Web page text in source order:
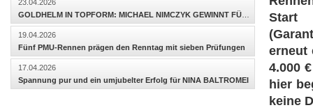
Start
erneut
4.000
hier
keine
23.04.2026
GOLDHELM IN TOPFORM: MICHAEL NIMCZYK GEWINNT FÜNF RENNEN
19.04.2026
Fünf PMU-Rennen prägen den Renntag mit sieben Prüfungen
17.04.2026
Spannung pur und ein umjubelter Erfolg für NINA BALTROMEI